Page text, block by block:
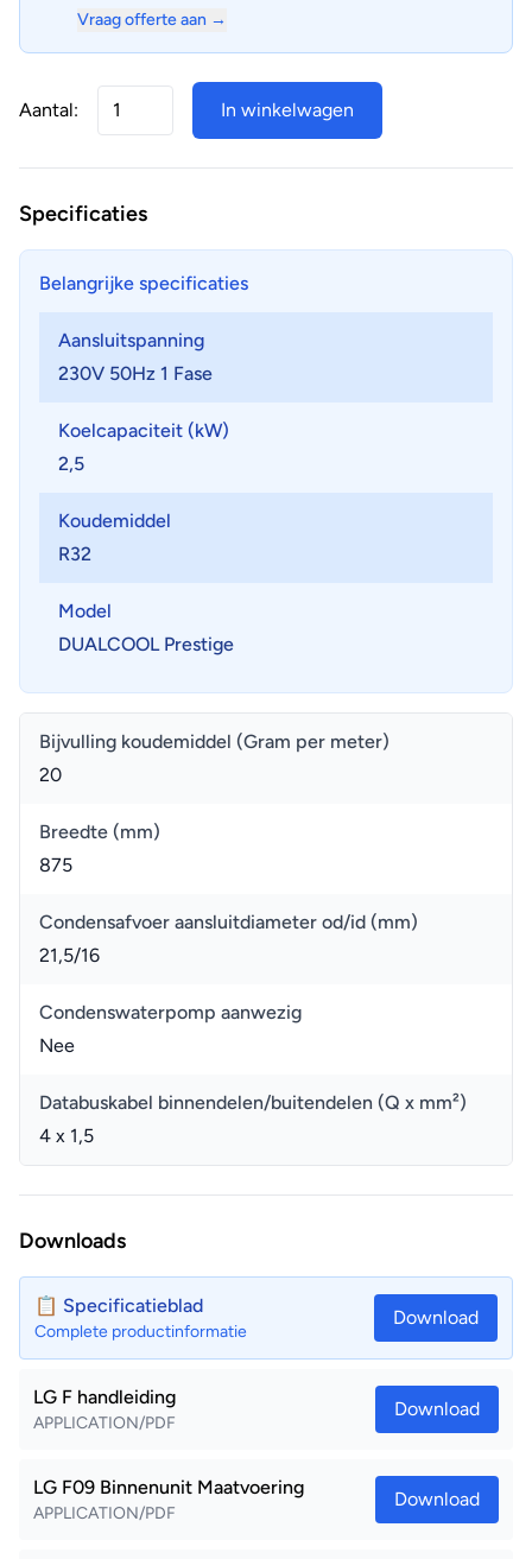
Vraag offerte aan →
Aantal: In winkelwagen
Specificaties
Belangrijke specificaties
Aansluitspanning
230V 50Hz 1 Fase
Koelcapaciteit (kW)
2,5
Koudemiddel
R32
Model
DUALCOOL Prestige
Bijvulling koudemiddel (Gram per meter)
20
Breedte (mm)
875
Condensafvoer aansluitdiameter od/id (mm)
21,5/16
Condenswaterpomp aanwezig
Nee
Databuskabel binnendelen/buitendelen (Q x mm²)
4 x 1,5
Downloads
📋 Specificatieblad
Complete productinformatie
Download
LG F handleiding
APPLICATION/PDF
Download
LG F09 Binnenunit Maatvoering
APPLICATION/PDF
Download